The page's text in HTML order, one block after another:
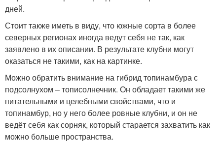
дней.
Стоит также иметь в виду, что южные сорта в более
северных регионах иногда ведут себя не так, как
заявлено в их описании. В результате клубни могут
оказаться не такими, как на картинке.
Можно обратить внимание на гибрид топинамбура с
подсолнухом – тописолнечник. Он обладает такими же
питательными и целебными свойствами, что и
топинамбур, но у него более ровные клубни, и он не
ведёт себя как сорняк, который старается захватить как
можно больше пространства.